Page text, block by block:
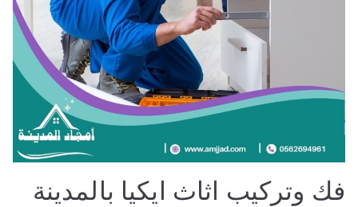
فك وتركيب اثاث ايكيا بالمدينة